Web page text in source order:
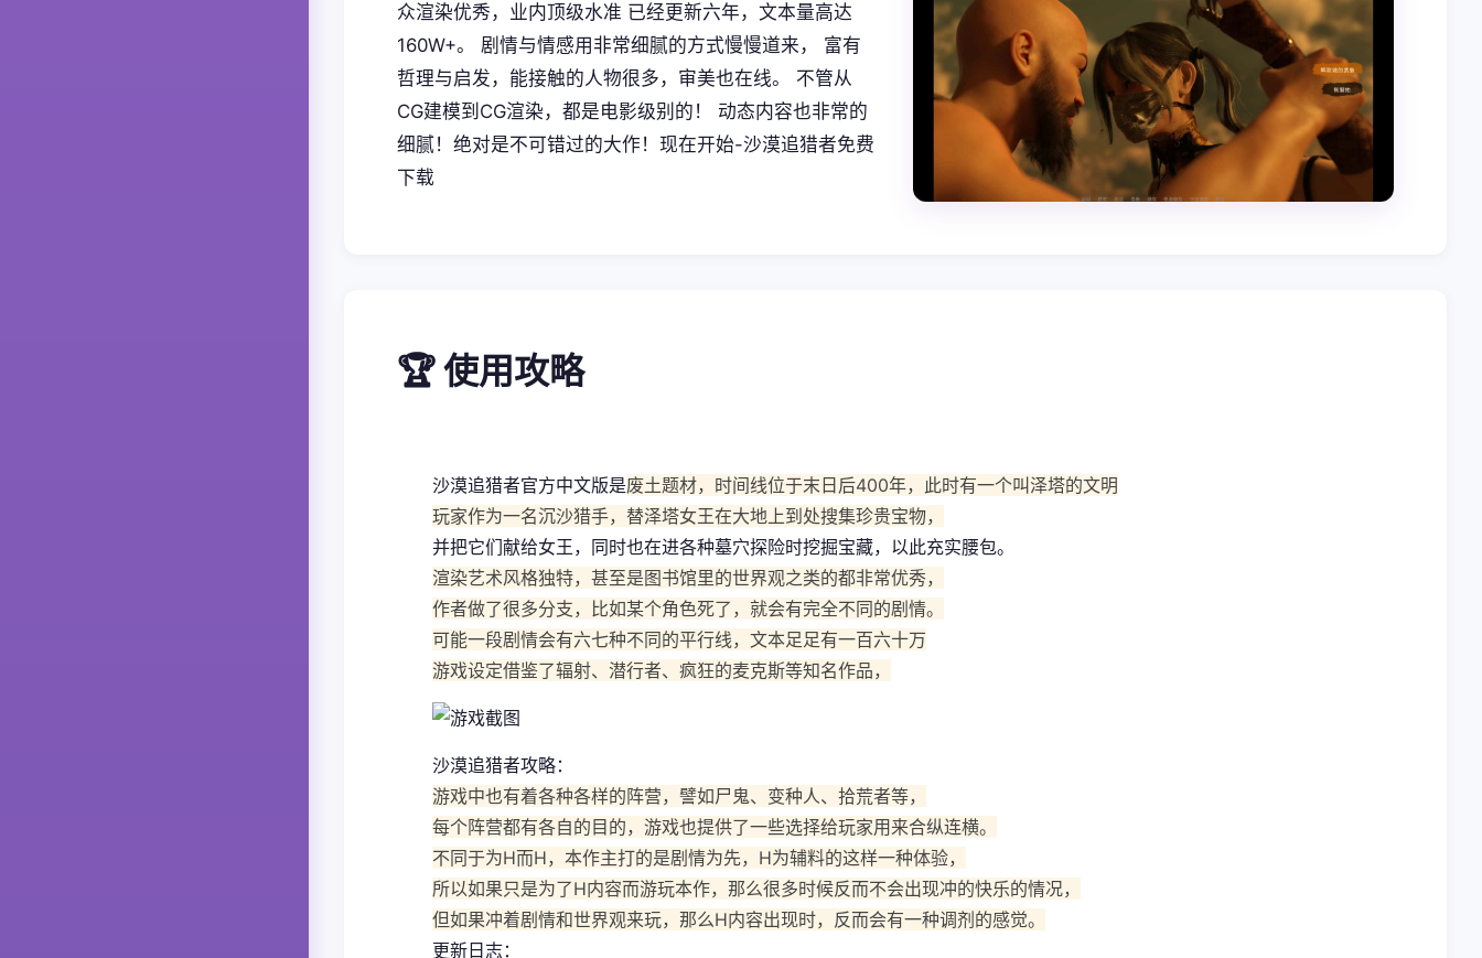
众渲染优秀，业内顶级水准 已经更新六年，文本量高达
160W+。 剧情与情感用非常细腻的方式慢慢道来， 富有
哲理与启发，能接触的人物很多，审美也在线。 不管从
CG建模到CG渲染，都是电影级别的！ 动态内容也非常的
细腻！绝对是不可错过的大作！现在开始-沙漠追猎者免费
下载
🏆 使用攻略
沙漠追猎者官方中文版是废土题材，时间线位于末日后400年，此时有一个叫泽塔的文明
玩家作为一名沉沙猎手，替泽塔女王在大地上到处搜集珍贵宝物，
并把它们献给女王，同时也在进各种墓穴探险时挖掘宝藏，以此充实腰包。
渲染艺术风格独特，甚至是图书馆里的世界观之类的都非常优秀，
作者做了很多分支，比如某个角色死了，就会有完全不同的剧情。
可能一段剧情会有六七种不同的平行线，文本足足有一百六十万
游戏设定借鉴了辐射、潜行者、疯狂的麦克斯等知名作品，
沙漠追猎者攻略：
游戏中也有着各种各样的阵营，譬如尸鬼、变种人、拾荒者等，
每个阵营都有各自的目的，游戏也提供了一些选择给玩家用来合纵连横。
不同于为H而H，本作主打的是剧情为先，H为辅料的这样一种体验，
所以如果只是为了H内容而游玩本作，那么很多时候反而不会出现冲的快乐的情况，
但如果冲着剧情和世界观来玩，那么H内容出现时，反而会有一种调剂的感觉。
更新日志：